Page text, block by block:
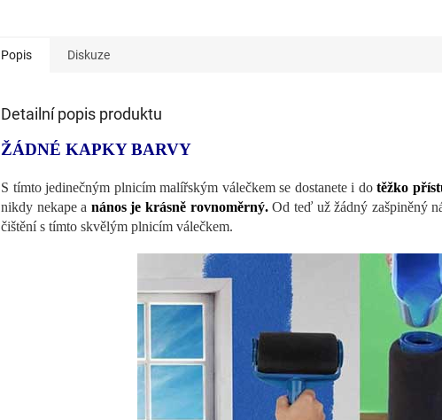
Popis Diskuze
Detailní popis produktu
ŽÁDNÉ KAPKY BARVY
S tímto jedinečným plnicím malířským válečkem se dostanete i do těžko
nikdy nekape a nános je krásně rovnoměrný.Od teď už žádný zašpiněný
čištění s tímto skvělým plnicím válečkem.